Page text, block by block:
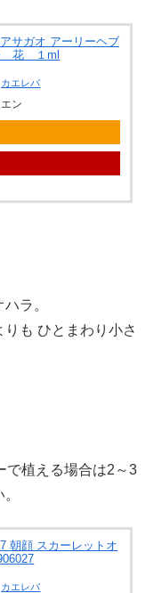
サガオ アーリーヘブ
花 １ml
カエレバ
ン
ラ。
も ひとまわり小さ
で植える場合は2～3
朝顔 スカーレットオ
カエレバ